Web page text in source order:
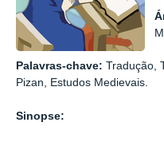
Palavras-chave: Tradução,
Pizan, Estudos Medievais.
Sinopse: